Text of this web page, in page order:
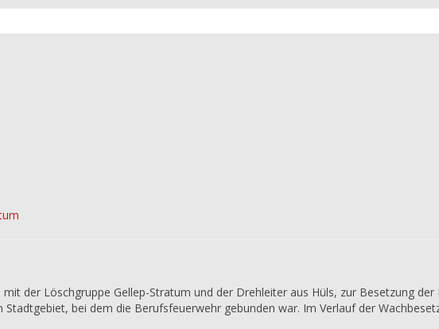
der Löschgruppe Gellep-Stratum und der Drehleiter aus Hüls, zur Besetzung der
bei dem die Berufsfeuerwehr gebunden war. Im Verlauf der